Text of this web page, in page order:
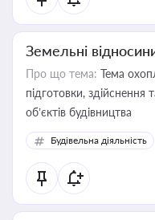
Земельні
Про що тема: Тема
підготовки, здійснення
об’єктів будівництва
Будівельна діяльність